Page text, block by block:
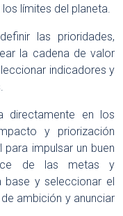
límites del planeta.
las prioridades,
la cadena de valor
indicadores y
directamente en los
y priorización
impulsar un buen
de las metas y
base y seleccionar el
ambición y anunciar